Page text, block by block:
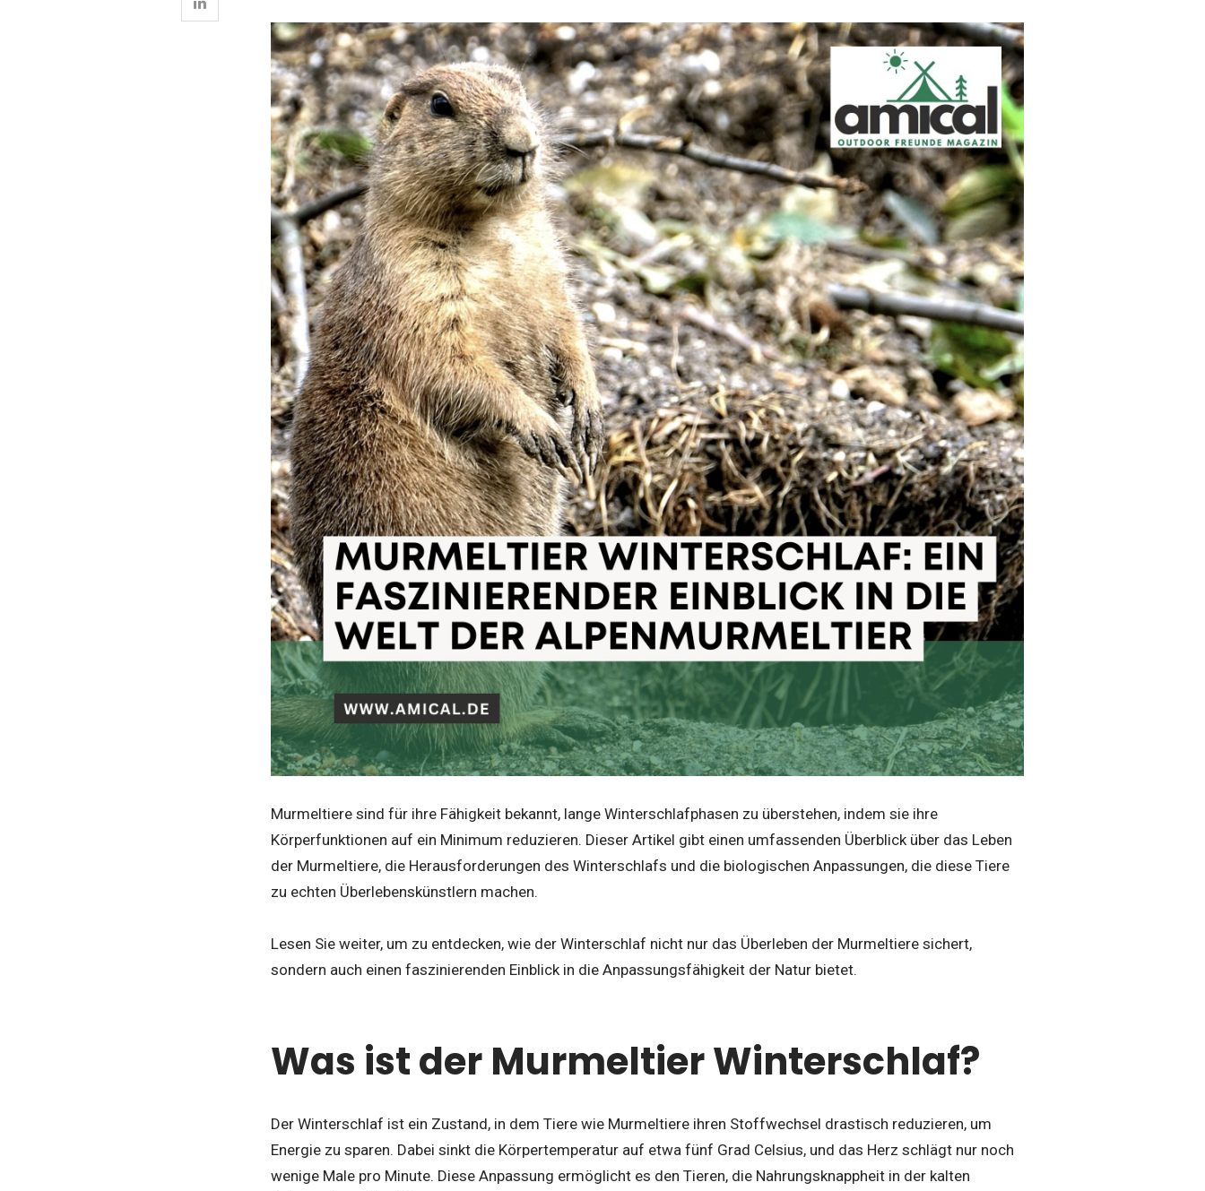
Murmeltiere sind für ihre Fähigkeit bekannt, lange Winterschlafphasen zu überstehen, indem sie ihre
Körperfunktionen auf ein Minimum reduzieren. Dieser Artikel gibt einen umfassenden Überblick über das Leben
der Murmeltiere, die Herausforderungen des Winterschlafs und die biologischen Anpassungen, die diese Tiere
zu echten Überlebenskünstlern machen.
Lesen Sie weiter, um zu entdecken, wie der Winterschlaf nicht nur das Überleben der Murmeltiere sichert,
sondern auch einen faszinierenden Einblick in die Anpassungsfähigkeit der Natur bietet.
Was ist der Murmeltier Winterschlaf?
Der Winterschlaf ist ein Zustand, in dem Tiere wie Murmeltiere ihren Stoffwechsel drastisch reduzieren, um
Energie zu sparen. Dabei sinkt die Körpertemperatur auf etwa fünf Grad Celsius, und das Herz schlägt nur noch
wenige Male pro Minute. Diese Anpassung ermöglicht es den Tieren, die Nahrungsknappheit in der kalten